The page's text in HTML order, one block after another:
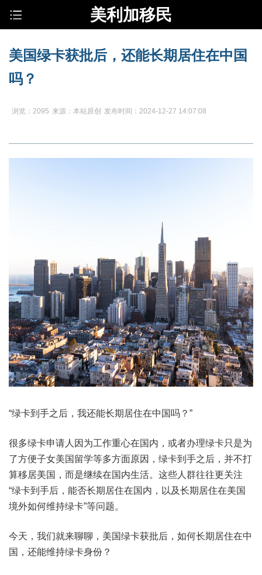
美利加移民
美国绿卡获批后，还能长期居住在中国
吗？
浏览：2095 来源：本站原创 发布时间：2024-12-27 14:07:08
“绿卡到手之后，我还能长期居住在中国吗？”
很多绿卡申请人因为工作重心在国内，或者办理绿卡只是为
了方便子女美国留学等多方面原因，绿卡到手之后，并不打
算移居美国，而是继续在国内生活。这些人群往往更关注
“绿卡到手后，能否长期居住在国内，以及长期居住在美国
境外如何维持绿卡”等问题。
今天，我们就来聊聊，美国绿卡获批后，如何长期居住在中
国，还能维持绿卡身份？